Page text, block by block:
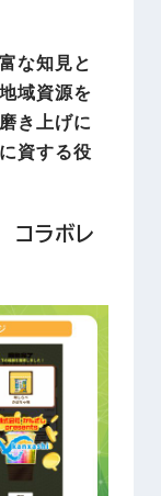
な知見と
域資源を
き上げに
資する役
コラボレ